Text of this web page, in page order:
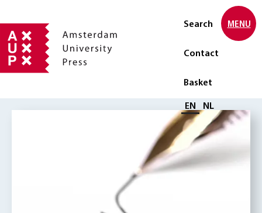
Search
Contact
Basket
Select language
EN NL
MENU